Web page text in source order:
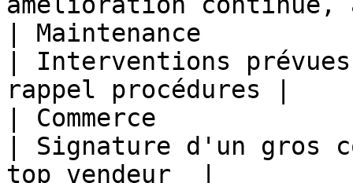
| Maintenance
| Interventions
rappel procédures |
| Commerce
| Signature d'un gros
top vendeur  |